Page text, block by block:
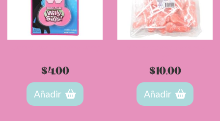
$4.00
Añadir
$10.00
Añadir